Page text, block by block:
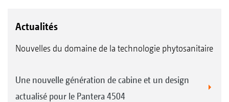
Actualités
Nouvelles du domaine de la technologie phytosanitaire
Une nouvelle génération de cabine et un design
actualisé pour le Pantera 4504